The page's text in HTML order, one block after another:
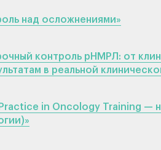
над осложнениями»
контроль рНМРЛ: от
в реальной
in Oncology Training —